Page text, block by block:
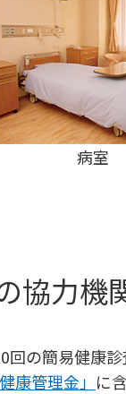
病室
協力機
の簡易健康
健康管理金」 に